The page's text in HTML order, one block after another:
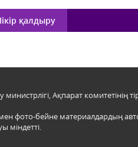
қалдыру
Ақпарат комитетінің
фото-бейне материалдардың
міндетті.